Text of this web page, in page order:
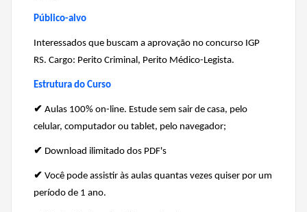
Público-alvo
Interessados que buscam a aprovação no concurso IGP
RS. Cargo: Perito Criminal, Perito Médico-Legista.
Estrutura do Curso
✔ Aulas 100% on-line. Estude sem sair de casa, pelo
celular, computador ou tablet, pelo navegador;
✔ Download ilimitado dos PDF's
✔ Você pode assistir às aulas quantas vezes quiser por um
período de 1 ano.